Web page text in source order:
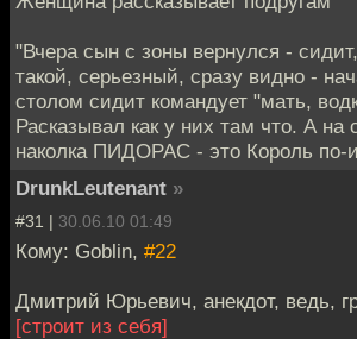
"Вчера сын с зоны вернулся -
такой, серьезный, сразу видно -
столом сидит командует "мать,
Расказывал как у них там что. А на
наколка ПИДОРАС - это Король по-
DrunkLeutenant »
#31 | 30.06.10 01:49
Кому: Goblin, #22
Дмитрий Юрьевич, анекдот, ведь,
[строит из себя]